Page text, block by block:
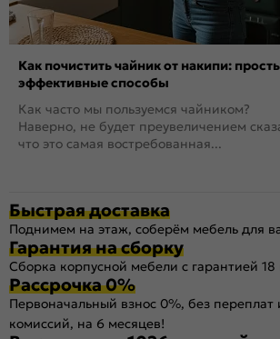
Как почистить чайник от накипи:
эффективные способы
Как часто мы пользуемся чайником?
Наверно, не будет преувеличением
что это самая востребованная...
Быстрая доставка
Поднимем на этаж, соберём мебель для
Гарантия на сборку
Сборка корпусной мебели с гарантией 18
Рассрочка 0%
Первоначальный взнос 0%, без переплат
комиссий, на 6 месяцев!